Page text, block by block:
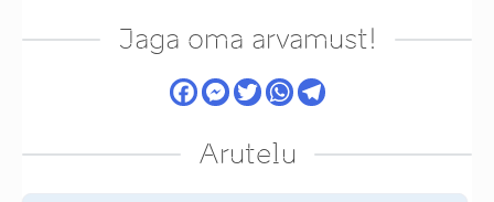
Jaga oma arvamust!
Arutelu